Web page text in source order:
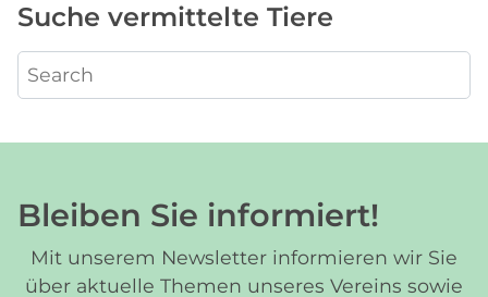
Suche vermittelte Tiere
Bleiben Sie informiert!
Mit unserem Newsletter informieren wir Sie
über aktuelle Themen unseres Vereins sowie